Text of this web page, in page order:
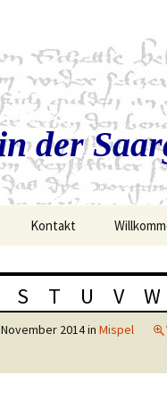
der
Kontakt
S T U V W
2014in Mispel